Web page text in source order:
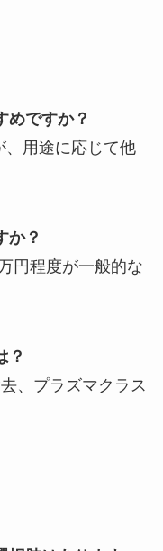
めですか？
、用途に応じて他
か？
円程度が一般的な
？
、プラズマクラス